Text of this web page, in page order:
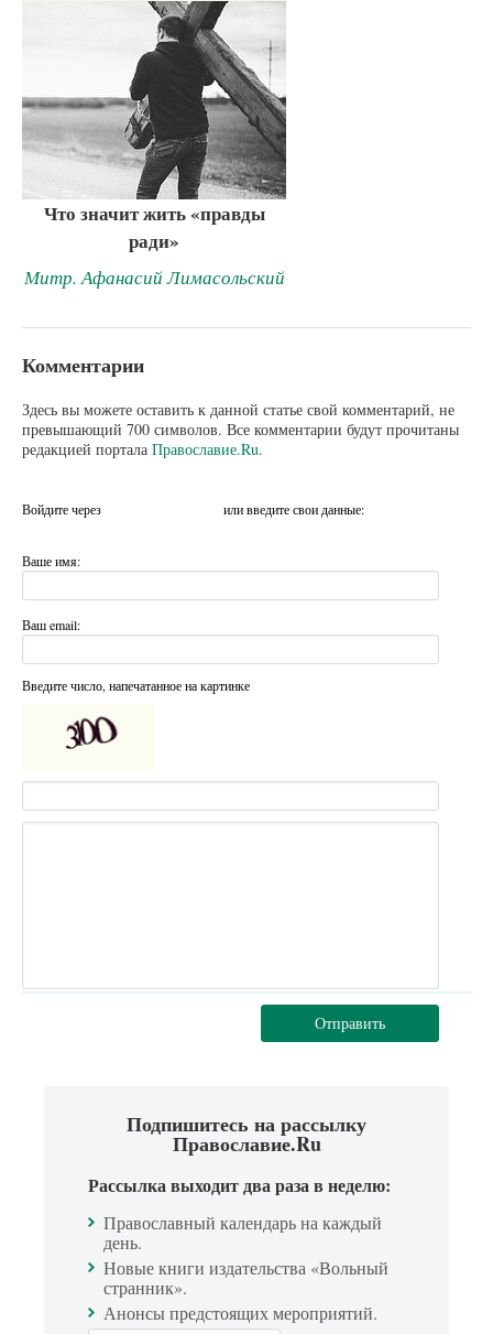
Что значит жить «правды
ради»
Митр. Афанасий Лимасольский
Комментарии
Здесь вы можете оставить к данной статье свой комментарий, не
превышающий 700 символов. Все комментарии будут прочитаны
редакцией портала Православие.Ru.
Войдите через или введите свои данные:
Ваше имя:
Ваш email:
Введите число, напечатанное на картинке
Отправить
Подпишитесь на рассылку
Православие.Ru
Рассылка выходит два раза в неделю:
Православный календарь на каждый
день.
Новые книги издательства «Вольный
странник».
Анонсы предстоящих мероприятий.